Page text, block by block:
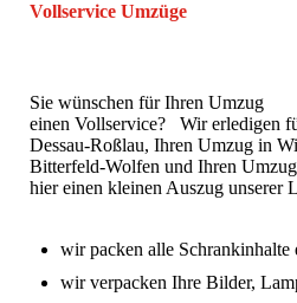
Vollservice Umzüge
Sie wünschen für Ihren Umzug
einen Vollservice? Wir erledigen
Dessau-Roßlau, Ihren Umzug in
Bitterfeld-Wolfen und Ihren
hier einen kleinen Auszug unserer
wir packen alle Schrankinhalte
wir verpacken Ihre Bilder,